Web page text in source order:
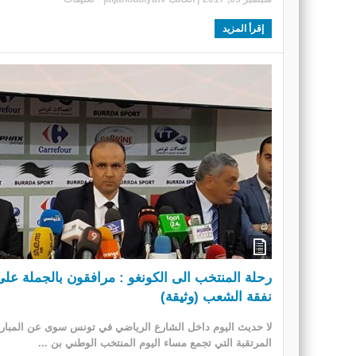
إقرأ المزيد
رحلة المنتخب الى الكونغو : مرافقون بالجملة
نفقة الشعب (وثيقة)
لا حديث اليوم داخل الشارع الرياضي في تونس سوى عن
المرتقبة التي تجمع مساء اليوم المنتخب الوطني بن ...